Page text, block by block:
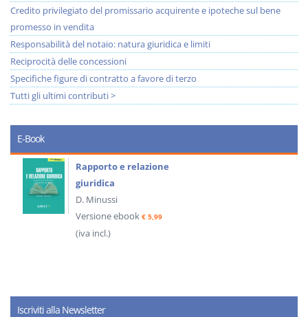
Credito privilegiato del promissario acquirente e ipoteche sul bene
promesso in vendita
Responsabilità del notaio: natura giuridica e limiti
Reciprocità delle concessioni
Specifiche figure di contratto a favore di terzo
Tutti gli ultimi contributi >
E-Book
Rapporto e relazione
giuridica
D. Minussi
Versione ebook € 5,99
(iva incl.)
Iscriviti alla Newsletter